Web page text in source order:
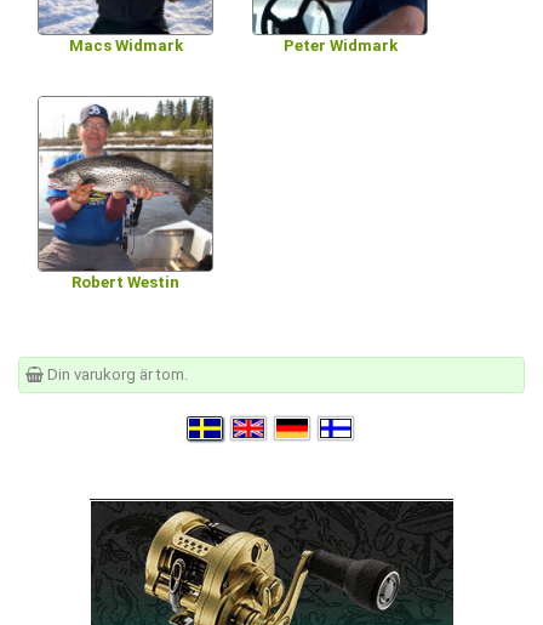
Macs Widmark Peter Widmark
Robert Westin
Din varukorg är tom.